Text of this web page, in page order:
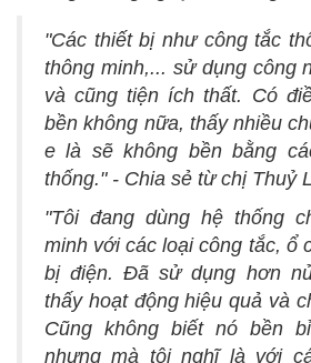
"Các thiết bị như công tắc
thông minh,... sử dụng công
và cũng tiện ích thất. Có
bền không nữa, thấy nhiều
e là sẽ không bền bằng
thống." - Chia sẻ từ chị Thuỷ
"Tôi đang dùng hệ thống
minh với các loại công tắc, ổ
bị điện. Đã sử dụng hơn
thấy hoạt động hiệu quả và
Cũng không biết nó bền
nhưng mà tôi nghĩ là với